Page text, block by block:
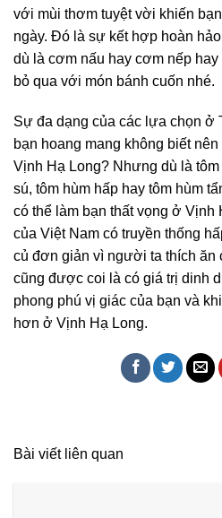
với mùi thơm tuyệt vời khiến
ngày. Đó là sự kết hợp hoàn
dù là cơm nấu hay cơm nếp
bỏ qua với món bánh cuốn nhé.
Sự đa dạng của các lựa chọn ở
bạn hoang mang không biết
Vịnh Hạ Long? Nhưng dù là
sú, tôm hùm hấp hay tôm hùm
có thể làm bạn thất vọng ở Vịnh
của Việt Nam có truyền thống
củ đơn giản vì người ta thích ăn
cũng được coi là có giá trị dinh
phong phú vị giác của bạn và
hơn ở Vịnh Hạ Long.
Bài viết liên quan